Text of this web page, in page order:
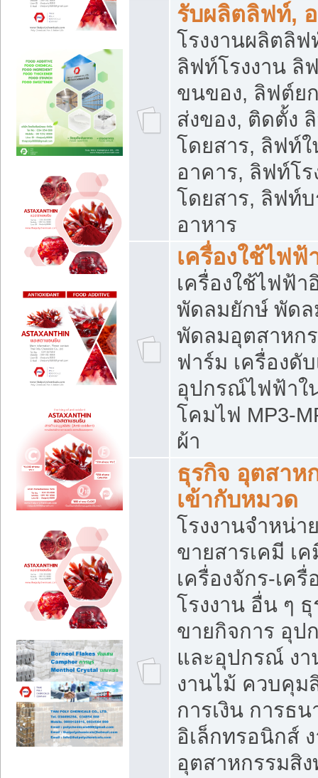
รับผลิตลิฟท์,
โรงงานผลิตลิ
ลิฟท์โรงงาน ลิ
ขนของ, ลิฟต์ย
ส่งของ, ติดตั้ง
โดยสาร, ลิฟท์
อาคาร, ลิฟท์โ
โดยสาร, ลิฟท์
อาหาร
เครื่องใช้ไฟฟ้
เครื่องใช้ไฟฟ้า
พัดลมยักษ์ พัด
พัดลมอุตสาหก
ฟาร์ม เครื่องดั
อุปกรณ์ไฟฟ้าใ
โคมไฟ MP3-
ผ้า
ธุรกิจ อุตสาห
เข้ากับหมวด
โรงงานจำหน่
ขายสารเคมี เ
เครื่องจักร-เค
โรงงาน อื่น ๆ
ขายกิจการ อุป
และอุปกรณ์ ง
งานไม้ ควบคุม
การเงิน การธ
อิเล็กทรอนิกส์
อุตสาหกรรมสิ